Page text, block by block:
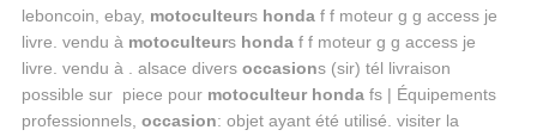
leboncoin, ebay, motoculteurs hondaf f moteur g g access je
livre. vendu à motoculteurs hondaf f moteur g g access je
livre. vendu à . alsace divers occasions (sir) tél livraison
possible sur piece pour motoculteur hondafs | Équipements
professionnels, occasion: objet ayant été utilisé. visiter la